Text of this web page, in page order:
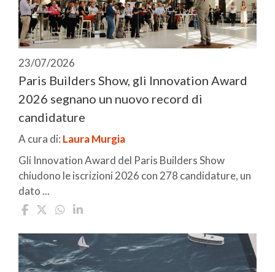
23/07/2026
Paris Builders Show, gli Innovation Award
2026 segnano un nuovo record di
candidature
A cura di: Laura Murgia
Gli Innovation Award del Paris Builders Show
chiudono le iscrizioni 2026 con 278 candidature, un
dato ...